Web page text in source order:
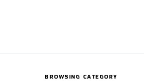
BROWSING CATEGORY